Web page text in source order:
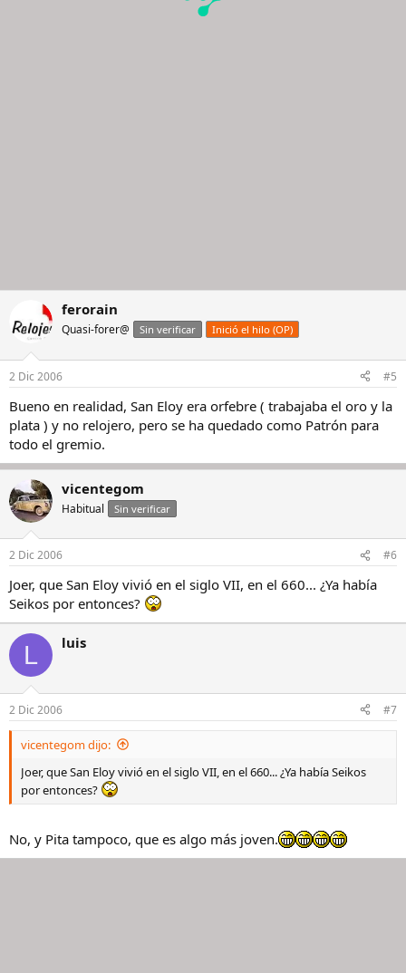
ferorain
Quasi-forer@ Sin verificar Inició el hilo (OP)
2 Dic 2006 #5
Bueno en realidad, San Eloy era orfebre ( trabajaba el oro y la
plata ) y no relojero, pero se ha quedado como Patrón para
todo el gremio.
vicentegom
Habitual Sin verificar
2 Dic 2006 #6
Joer, que San Eloy vivió en el siglo VII, en el 660... ¿Ya había
Seikos por entonces?
L luis
2 Dic 2006 #7
vicentegom dijo:
Joer, que San Eloy vivió en el siglo VII, en el 660... ¿Ya había Seikos
por entonces?
No, y Pita tampoco, que es algo más joven.